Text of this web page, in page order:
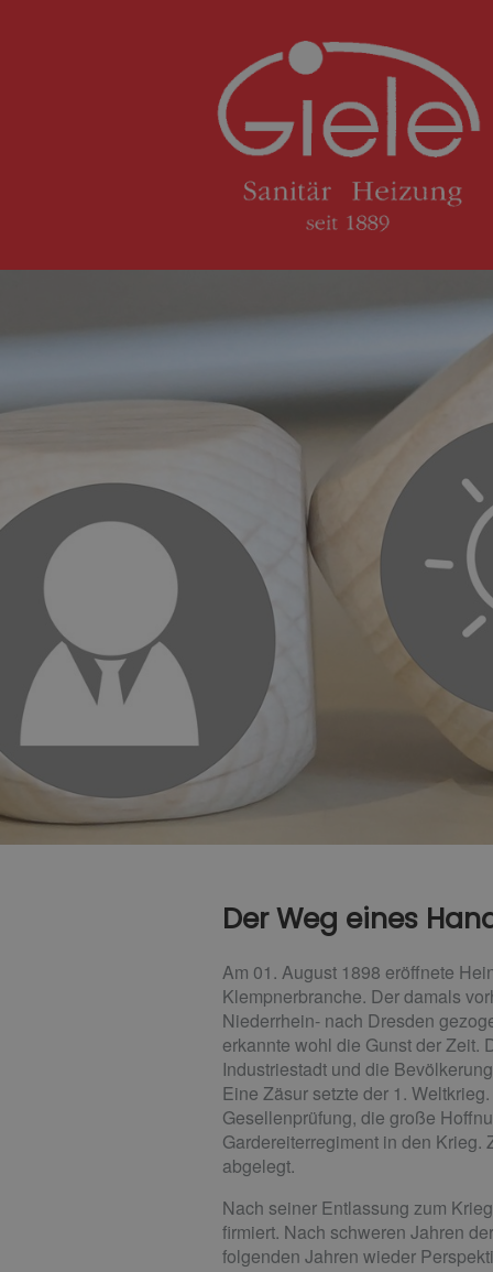
Der Weg eines
Am 01. August 1898 eröffnete
Klempnerbranche. Der damals
Niederrhein- nach Dresden
erkannte wohl die Gunst der Zeit.
Industriestadt und die
Eine Zäsur setzte der 1.
Gesellenprüfung, die große
Gardereiterregiment in den
abgelegt.
Nach seiner Entlassung zum
firmiert. Nach schweren Jahren
folgenden Jahren wieder